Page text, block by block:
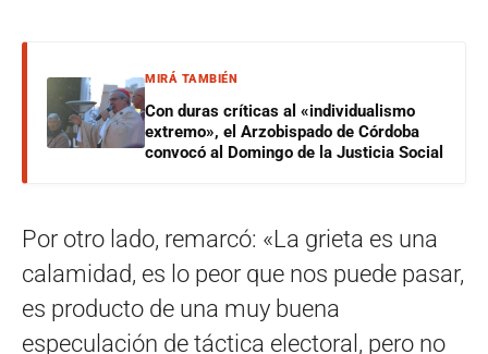
MIRÁ TAMBIÉN
Con duras críticas al «individualismo
extremo», el Arzobispado de Córdoba
convocó al Domingo de la Justicia Social
Por otro lado, remarcó: «La grieta es una
calamidad, es lo peor que nos puede pasar,
es producto de una muy buena
especulación de táctica electoral, pero no